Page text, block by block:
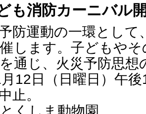
も消防カーニバル
防運動の一環として
します。子どもや
通じ、火災予防思
月12日（日曜日）午
止。
くしま動物園